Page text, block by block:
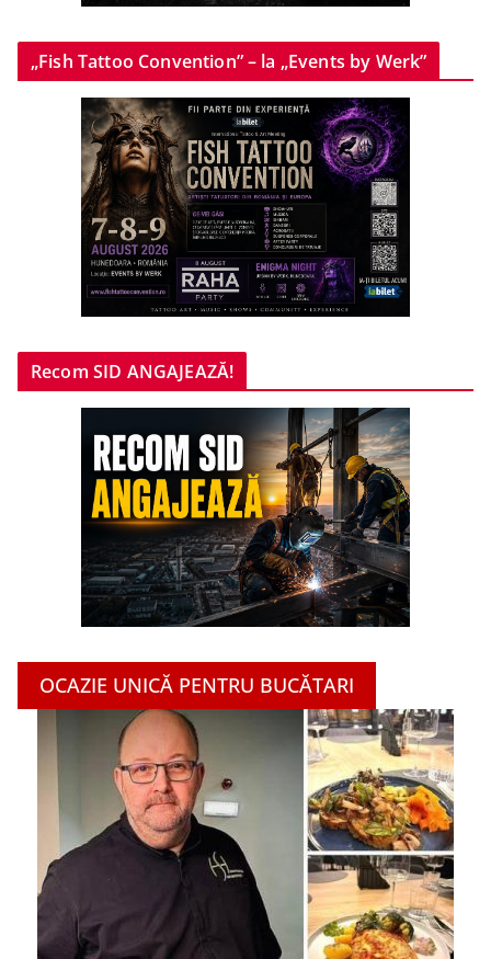
„Fish Tattoo Convention” – la „Events by Werk”
Recom SID ANGAJEAZĂ!
OCAZIE UNICĂ PENTRU BUCĂTARI